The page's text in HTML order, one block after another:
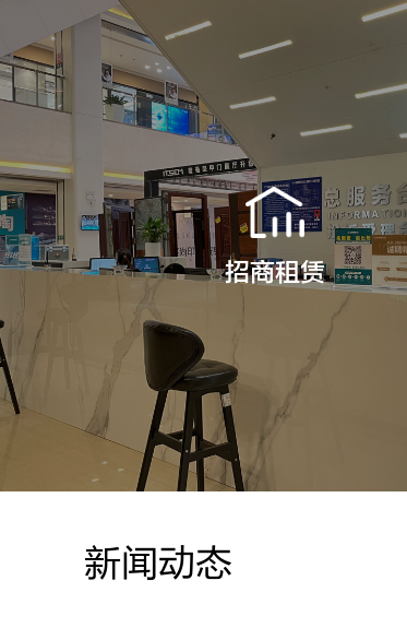
招商租赁
新闻动态